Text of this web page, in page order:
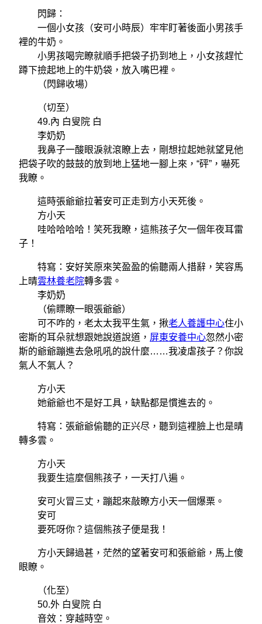
閃歸：
一個小女孩（安可小時辰）牢牢盯著後面小男孩手
裡的牛奶。
小男孩喝完瞭就順手把袋子扔到地上，小女孩趕忙
蹲下撿起地上的牛奶袋，放入嘴巴裡。
（閃歸收場）
（切至）
49.內 白叟院 白
李奶奶
我鼻子一酸眼淚就滾瞭上去，剛想拉起她就望見他
把袋子吹的鼓鼓的放到地上猛地一腳上來，“砰”，嚇死
我瞭。
這時張爺爺拉著安可正走到方小天死後。
方小天
哇哈哈哈哈！笑死我瞭，這熊孩子欠一個年夜耳雷
子！
特寫：安好笑原來笑盈盈的偷聽兩人措辭，笑容馬
上晴雲林養老院轉多雲。
李奶奶
（偷瞟瞭一眼張爺爺）
可不咋的，老太太我平生氣，揪老人養護中心住小
密斯的耳朵就想跟她說道說道， 屏東安養中心忽然小密
斯的爺爺蹦進去急吼吼的說什麼……我凌虐孩子？你說
氣人不氣人？
方小天
她爺爺也不是好工具，缺點都是慣進去的。
特寫：張爺爺偷聽的正兴尽，聽到這裡臉上也是晴
轉多雲。
方小天
我要生這麼個熊孩子，一天打八遍。
安可火冒三丈，蹦起來敲瞭方小天一個爆栗。
安可
要死呀你？這個熊孩子便是我！
方小天歸過甚，茫然的望著安可和張爺爺，馬上傻
眼瞭。
（化至）
50.外 白叟院 白
音效：穿越時空。